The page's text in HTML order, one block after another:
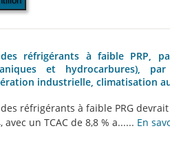
réfrigérants à faible PRP,
et hydrocarbures),
industrielle, climatisation
réfrigérants à faible PRG
un TCAC de 8,8 % a...... En